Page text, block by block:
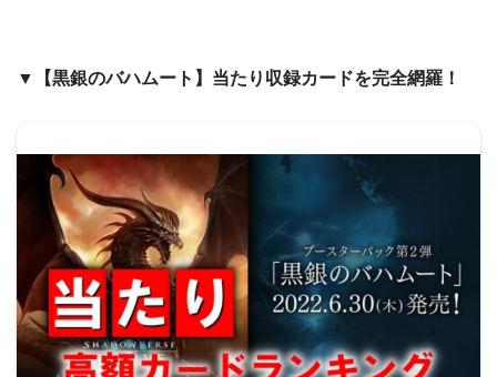
▼【黒銀のバハムート】当たり収録カードを完全網羅！